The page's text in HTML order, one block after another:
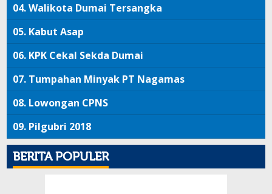
04.Walikota Dumai Tersangka
05. Kabut Asap
06. KPK Cekal Sekda Dumai
07. Tumpahan Minyak PT Nagamas
08. Lowongan CPNS
09. Pilgubri 2018
BERITA POPULER